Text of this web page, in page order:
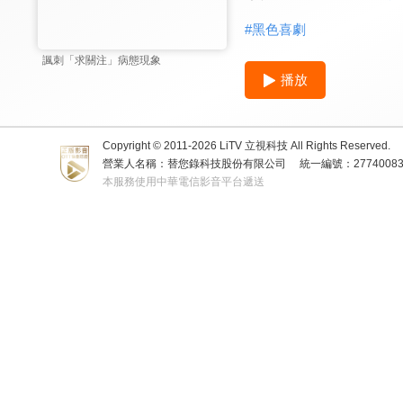
諷刺「求關注」病態現象
#黑色喜劇
播放
Copyright © 2011-2026 LiTV 立視科技 All Rights Reserved.
營業人名稱：替您錄科技股份有限公司
統一編號：
本服務使用中華電信影音平台遞送